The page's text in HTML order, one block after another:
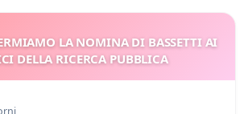
LA NOMINA DI BASSETTI AI
DELLA RICERCA PUBBLICA